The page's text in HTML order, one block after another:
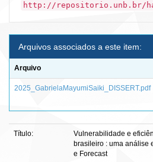
http://repositorio.unb.br/
Arquivos associados a este item:
Arquivo
2025_GabrielaMayumiSaiki_DISSERT.pdf
Título:
Vulnerabilidade e
brasileiro : uma análise
e Forecast